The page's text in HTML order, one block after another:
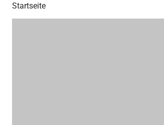
Startseite